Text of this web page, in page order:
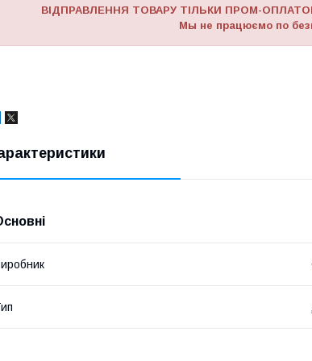
ВІДПРАВЛЕННЯ ТОВАРУ ТІЛЬКИ ПРОМ-
Мы не працюємо по